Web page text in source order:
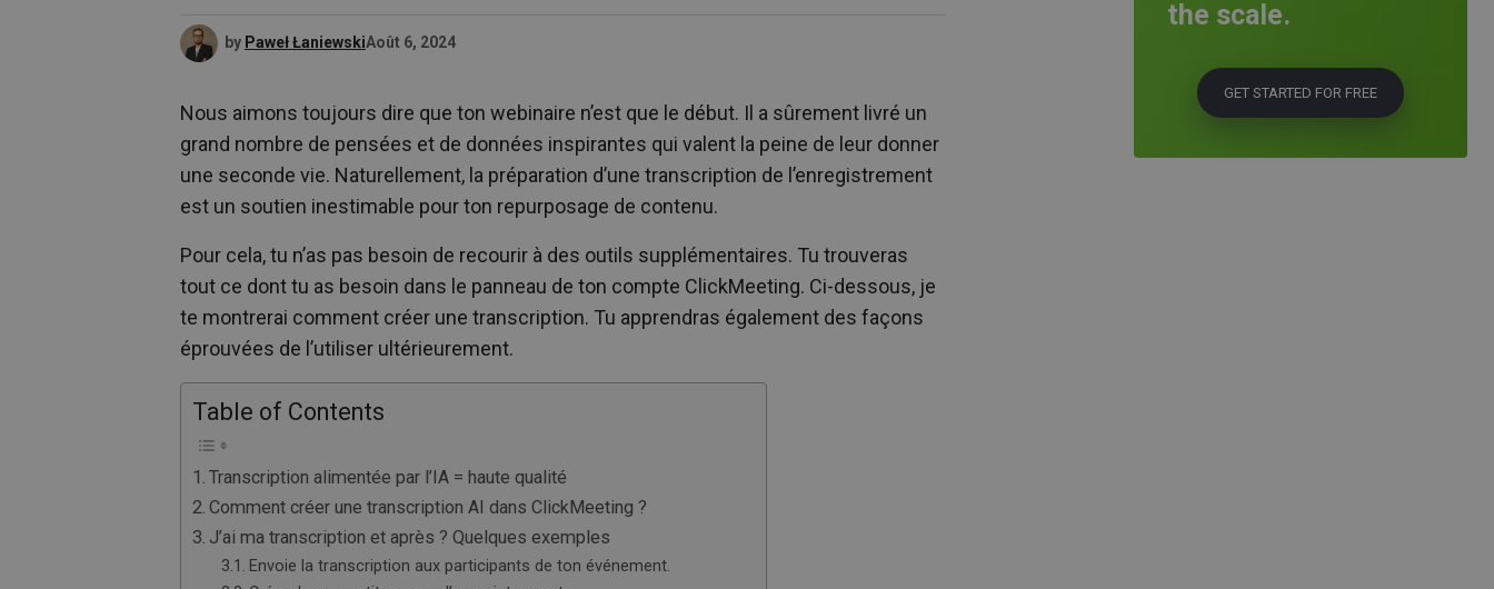
by Paweł ŁaniewskiAoût 6, 2024
Nous aimons toujours dire que ton webinaire n’est que le début. Il a sûrement livré un
grand nombre de pensées et de données inspirantes qui valent la peine de leur donner
une seconde vie. Naturellement, la préparation d’une transcription de l’enregistrement
est un soutien inestimable pour ton repurposage de contenu.
Pour cela, tu n’as pas besoin de recourir à des outils supplémentaires. Tu trouveras
tout ce dont tu as besoin dans le panneau de ton compte ClickMeeting. Ci-dessous, je
te montrerai comment créer une transcription. Tu apprendras également des façons
éprouvées de l’utiliser ultérieurement.
Table of Contents
Transcription alimentée par l’IA = haute qualité
Comment créer une transcription AI dans ClickMeeting ?
J’ai ma transcription et après ? Quelques exemples
Envoie la transcription aux participants de ton événement.
the scale.
GET STARTED FOR FREE